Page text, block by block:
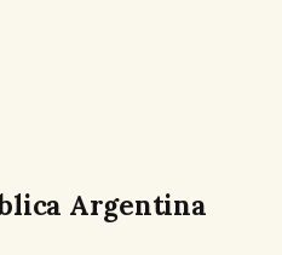
Argentina